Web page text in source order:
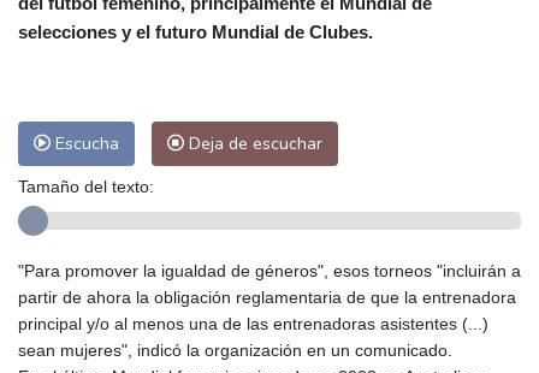
Las Palmas de Gran Canaria
28 °C
San José
40 °C Asunción
Panama City
31 °C
selecciones y el futuro Mundial de Clubes.
Escucha Deja de escuchar
Tamaño del texto:
"Para promover la igualdad de géneros", esos torneos "incluirán a
partir de ahora la obligación reglamentaria de que la entrenadora
principal y/o al menos una de las entrenadoras asistentes (...)
sean mujeres", indicó la organización en un comunicado.